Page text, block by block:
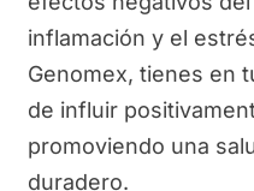
inflamación y el
Genomex, tienes en
de influir
promoviendo una
duradero.